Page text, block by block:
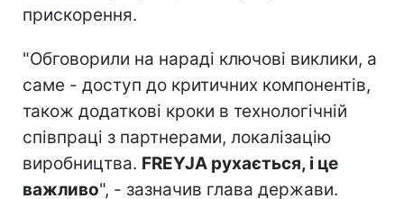
прискорення.
"Обговорили на нараді ключові виклики, а
саме - доступ до критичних компонентів,
також додаткові кроки в технологічній
співпраці з партнерами, локалізацію
виробництва. FREYJA рухається, і це
важливо", - зазначив глава держави.